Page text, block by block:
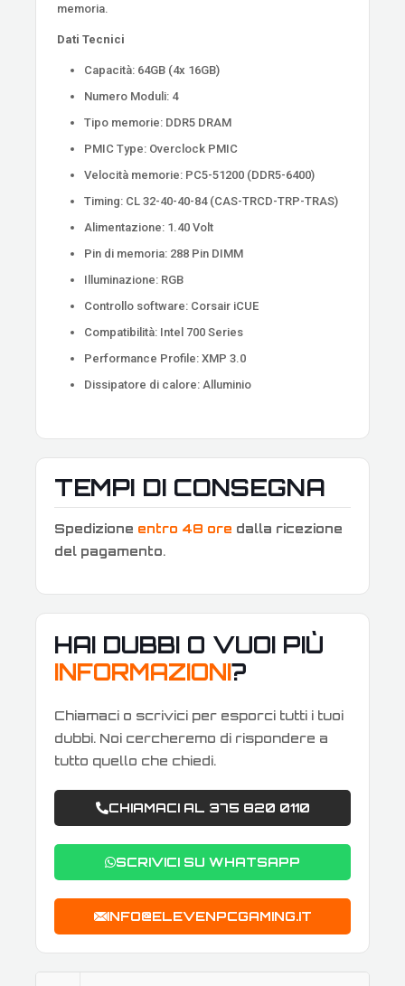
memoria.
Dati Tecnici
Capacità: 64GB (4x 16GB)
Numero Moduli: 4
Tipo memorie: DDR5 DRAM
PMIC Type: Overclock PMIC
Velocità memorie: PC5-51200 (DDR5-6400)
Timing: CL 32-40-40-84 (CAS-TRCD-TRP-TRAS)
Alimentazione: 1.40 Volt
Pin di memoria: 288 Pin DIMM
Illuminazione: RGB
Controllo software: Corsair iCUE
Compatibilità: Intel 700 Series
Performance Profile: XMP 3.0
Dissipatore di calore: Alluminio
TEMPI DI CONSEGNA
Spedizione entro 48 ore dalla ricezione
del pagamento.
HAI DUBBI O VUOI PIÙ
INFORMAZIONI?
Chiamaci o scrivici per esporci tutti i tuoi
dubbi. Noi cercheremo di rispondere a
tutto quello che chiedi.
CHIAMACI AL 375 820 0110
SCRIVICI SU WHATSAPP
INFO@ELEVENPCGAMING.IT